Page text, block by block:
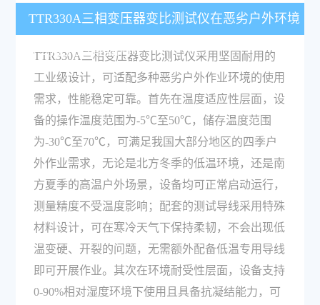
TTR330A三相变压器变比测试仪在恶劣户外环境
下的使用性能如何？
TTR330A三相变压器变比测试仪采用坚固耐用的
工业级设计，可适配多种恶劣户外作业环境的使用
需求，性能稳定可靠。首先在温度适应性层面，设
备的操作温度范围为-5℃至50℃，储存温度范围
为-30℃至70℃，可满足我国大部分地区的四季户
外作业需求，无论是北方冬季的低温环境，还是南
方夏季的高温户外场景，设备均可正常启动运行，
测量精度不受温度影响；配套的测试导线采用特殊
材料设计，可在寒冷天气下保持柔韧，不会出现低
温变硬、开裂的问题，无需额外配备低温专用导线
即可开展作业。其次在环境耐受性层面，设备支持
0-90%相对湿度环境下使用且具备抗凝结能力，可